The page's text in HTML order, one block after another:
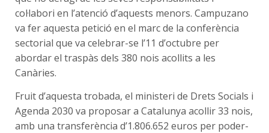
col·labori en l’atenció d’aquests menors. Campuzano
va fer aquesta petició en el marc de la conferència
sectorial que va celebrar-se l’11 d’octubre per
abordar el traspàs dels 380 nois acollits a les
Canàries.
Fruit d’aquesta trobada, el ministeri de Drets Socials i
Agenda 2030 va proposar a Catalunya acollir 33 nois,
amb una transferència d’1.806.652 euros per poder-